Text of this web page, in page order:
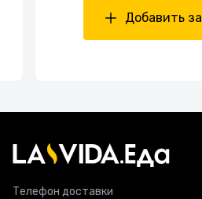
Добавить
Телефон доставки